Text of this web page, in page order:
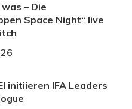
– Die
Space Night“ live
initiieren IFA Leaders